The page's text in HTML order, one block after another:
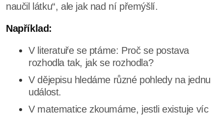
naučil látku“, ale jak nad ní přemýšlí.
Například:
V literatuře se ptáme: Proč se postava
rozhodla tak, jak se rozhodla?
V dějepisu hledáme různé pohledy na jednu
událost.
V matematice zkoumáme, jestli existuje víc